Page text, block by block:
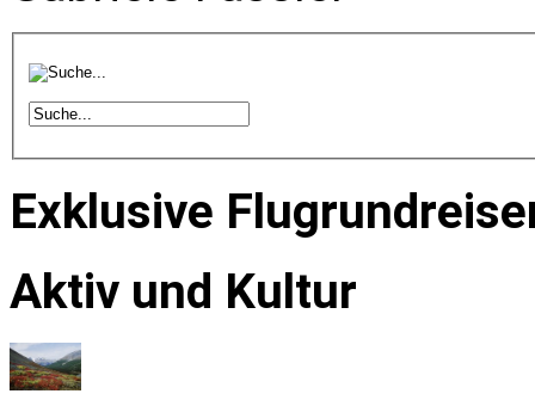
Exklusive
Aktiv und Kultur